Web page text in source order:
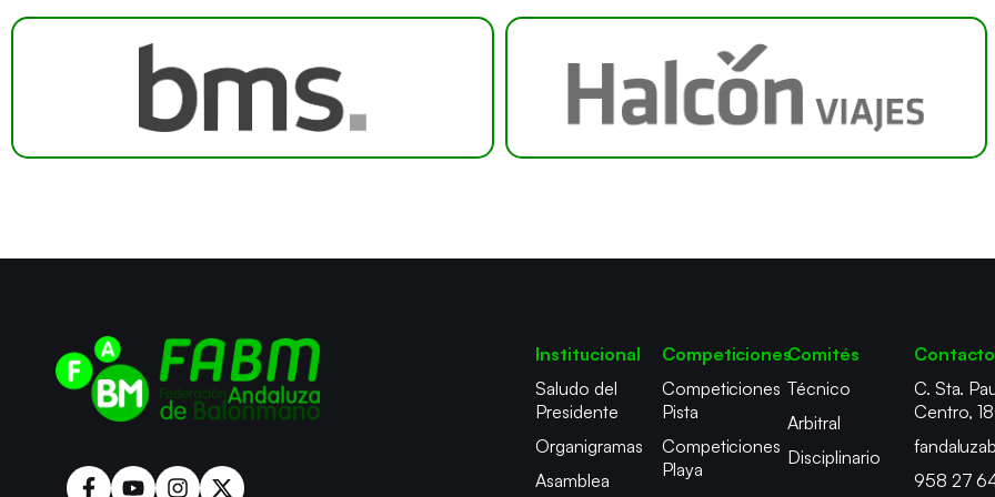
Institucional
Saludo del
Presidente
Organigramas
Asamblea
Competiciones
Competiciones
Pista
Competiciones
Playa
Comités
Técnico
Arbitral
Disciplinario
Contacto
C. Sta.
Centro,
958 27